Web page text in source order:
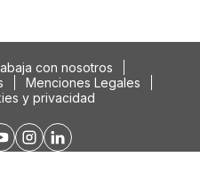
con nosotros
Menciones Legales
y privacidad